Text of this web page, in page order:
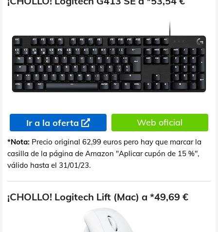
Ir a la oferta Web oficial
*Nota: Precio original 62,99 euros pero hay que marcar la
casilla de la página de Amazon "Aplicar cupón de 15 %",
válido hasta el 31/01/23.
¡CHOLLO! Logitech Lift (Mac) a *49,69 €